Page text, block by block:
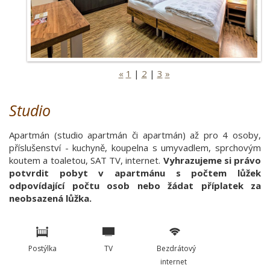
« 1 | 2 | 3 »
Studio
Apartmán (studio apartmán či apartmán) až pro 4 osoby,
příslušenství - kuchyně, koupelna s umyvadlem, sprchovým
koutem a toaletou, SAT TV, internet. Vyhrazujeme si právo
potvrdit pobyt v apartmánu s počtem lůžek
odpovídající počtu osob nebo žádat příplatek za
neobsazená lůžka.
Postýlka TV
Bezdrátový
internet